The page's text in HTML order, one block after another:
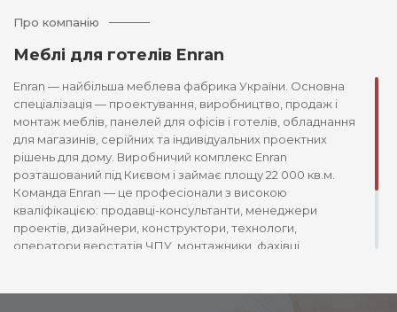
Про компанію
Меблі для готелів Enran
Enran — найбільша меблева фабрика України. Основна
спеціалізація — проектування, виробництво, продаж і
монтаж меблів, панелей для офісів і готелів, обладнання
для магазинів, серійних та індивідуальних проектних
рішень для дому. Виробничий комплекс Enran
розташований під Києвом і займає площу 22 000 кв.м.
Команда Enran — це професіонали з високою
кваліфікацією: продавці-консультанти, менеджери
проектів, дизайнери, конструктори, технологи,
оператори верстатів ЧПУ, монтажники, фахівці